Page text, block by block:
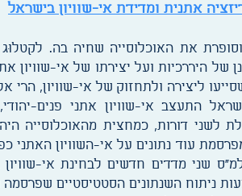
אתנית ומדידת אי-שוויון בישראל
את האוכלוסייה שחיה בה.
של היררכיות ועל יצירתו של אי-שוויון
ליצירה ולתחזוק של אי-שוויון,
התעצב אי-שוויון אתני פנים-
לשני דורות, כמחצית מהאוכלוסייה
עוד נתונים על אי-השוויון